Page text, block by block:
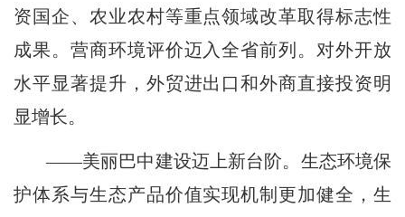
资国企、农业农村等重点领域改革取得标志性
成果。营商环境评价迈入全省前列。对外开放
水平显著提升，外贸进出口和外商直接投资明
显增长。
——美丽巴中建设迈上新台阶。生态环境保
护体系与生态产品价值实现机制更加健全，生